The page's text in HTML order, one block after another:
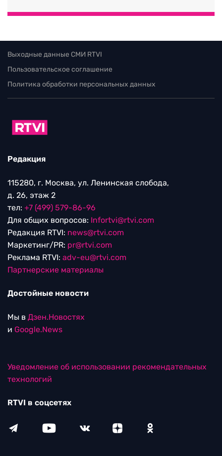
Выходные данные СМИ RTVI
Пользовательское соглашение
Политика обработки персональных данных
Редакция
115280, г. Москва, ул. Ленинская слобода,
д. 26, этаж 2
тел: +7 (499) 579-86-96
Для общих вопросов: Infortvi@rtvi.com
Редакция RTVI: news@rtvi.com
Маркетинг/PR: pr@rtvi.com
Реклама RTVI: adv-eu@rtvi.com
Партнерские материалы
Достойные новости
Мы в Дзен.Новостях
и Google.News
Уведомление об использовании рекомендательных
технологий
RTVI в соцсетях